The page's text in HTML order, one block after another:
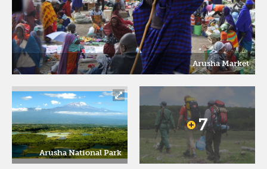
Arusha Market
Arusha National Park
7